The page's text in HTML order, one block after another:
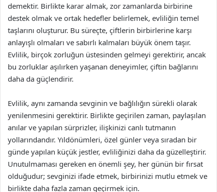
demektir. Birlikte karar almak, zor zamanlarda birbirine
destek olmak ve ortak hedefler belirlemek, evliliğin temel
taşlarını oluşturur. Bu süreçte, çiftlerin birbirlerine karşı
anlayışlı olmaları ve sabırlı kalmaları büyük önem taşır.
Evlilik, birçok zorluğun üstesinden gelmeyi gerektirir, ancak
bu zorluklar aşılırken yaşanan deneyimler, çiftin bağlarını
daha da güçlendirir.
Evlilik, aynı zamanda sevginin ve bağlılığın sürekli olarak
yenilenmesini gerektirir. Birlikte geçirilen zaman, paylaşılan
anılar ve yapılan sürprizler, ilişkinizi canlı tutmanın
yollarındandır. Yıldönümleri, özel günler veya sıradan bir
günde yapılan küçük jestler, evliliğinizi daha da güzelleştirir.
Unutulmaması gereken en önemli şey, her günün bir fırsat
olduğudur; sevginizi ifade etmek, birbirinizi mutlu etmek ve
birlikte daha fazla zaman geçirmek için.